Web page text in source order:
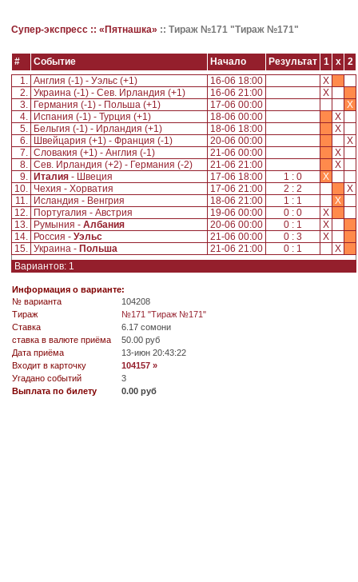
Супер-экспресс :: «Пятнашка» :: Тираж №171 "Тираж №171"
# Событие Начало Результат 1 x
2
1. Англия (-1) - Уэльс (+1) 16-06 18:00
X
2. Украина (-1) - Сев. Ирландия (+1) 16-06 21:00
X
3.
Германия (-1) - Польша (+1) 17-06 00:00
X
4.
Испания (-1) - Турция (+1) 18-06 00:00
X
5.
Бельгия (-1) - Ирландия (+1) 18-06 18:00
X
6.
Швейцария (+1) - Франция (-1) 20-06 00:00
X
7. Словакия (+1) - Англия (-1) 21-06 00:00
X
8. Сев. Ирландия (+2) - Германия (-2) 21-06 21:00
X
9.
Италия - Швеция 17-06 18:00 1 : 0
X
10. Чехия - Хорватия 17-06 21:00 2 : 2
X
11.
Исландия - Венгрия 18-06 21:00 1 : 1
X
12.
Португалия - Австрия 19-06 00:00 0 : 0
X
13.
Румыния - Албания 20-06 00:00 0 : 1
X
14.
Россия - Уэльс 21-06 00:00 0 : 3
X
15. Украина - Польша 21-06 21:00 0 : 1
X
Вариантов: 1
Информация о варианте:
№ варианта
104208
Tираж
№171 "Тираж №171"
Ставка
6.17 сомони
ставка в валюте приёма
50.00 руб
Дата приёма
13-июн 20:43:22
Входит в карточку
104157 »
Угадано событий
3
Выплата по билету
0.00 руб